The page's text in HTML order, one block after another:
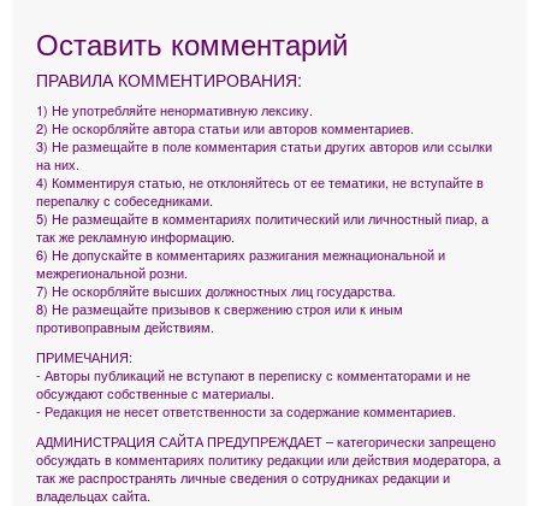
Оставить комментарий
ПРАВИЛА КОММЕНТИРОВАНИЯ:
1) Не употребляйте ненормативную лексику.
2) Не оскорбляйте автора статьи или авторов комментариев.
3) Не размещайте в поле комментария статьи других авторов или ссылки
на них.
4) Комментируя статью, не отклоняйтесь от ее тематики, не вступайте в
перепалку с собеседниками.
5) Не размещайте в комментариях политический или личностный пиар, а
так же рекламную информацию.
6) Не допускайте в комментариях разжигания межнациональной и
межрегиональной розни.
7) Не оскорбляйте высших должностных лиц государства.
8) Не размещайте призывов к свержению строя или к иным
противоправным действиям.
ПРИМЕЧАНИЯ:
- Авторы публикаций не вступают в переписку с комментаторами и не
обсуждают собственные с материалы.
- Редакция не несет ответственности за содержание комментариев.
АДМИНИСТРАЦИЯ САЙТА ПРЕДУПРЕЖДАЕТ – категорически запрещено
обсуждать в комментариях политику редакции или действия модератора, а
так же распространять личные сведения о сотрудниках редакции и
владельцах сайта.